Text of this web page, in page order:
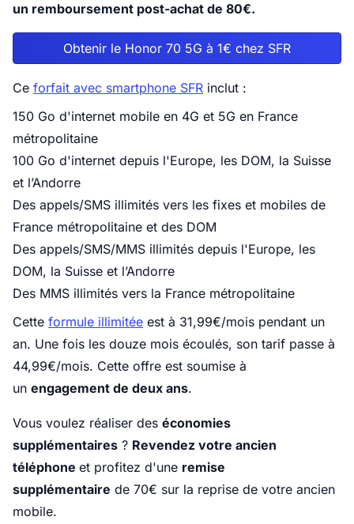
un remboursement post-achat de 80€.
Obtenir le Honor 70 5G à 1€ chez SFR
Ce forfait avec smartphone SFR inclut :
150 Go d'internet mobile en 4G et 5G en France
métropolitaine
100 Go d'internet depuis l'Europe, les DOM, la Suisse
et l’Andorre
Des appels/SMS illimités vers les fixes et mobiles de
France métropolitaine et des DOM
Des appels/SMS/MMS illimités depuis l'Europe, les
DOM, la Suisse et l’Andorre
Des MMS illimités vers la France métropolitaine
Cette formule illimitée est à 31,99€/mois pendant un
an. Une fois les douze mois écoulés, son tarif passe à
44,99€/mois. Cette offre est soumise à
un engagement de deux ans.
Vous voulez réaliser des économies
supplémentaires ? Revendez votre ancien
téléphone et profitez d'une remise
supplémentaire de 70€ sur la reprise de votre ancien
mobile.